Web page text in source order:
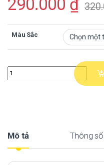
290.000 ₫
Màu Sắc
Quantity
Mô tả Thông